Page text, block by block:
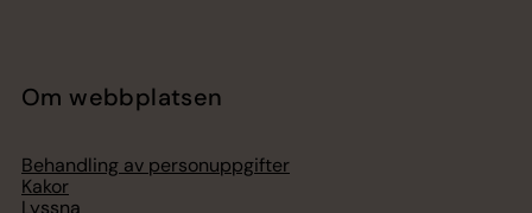
Om webbplatsen
Behandling av personuppgifter
Kakor
Lyssna